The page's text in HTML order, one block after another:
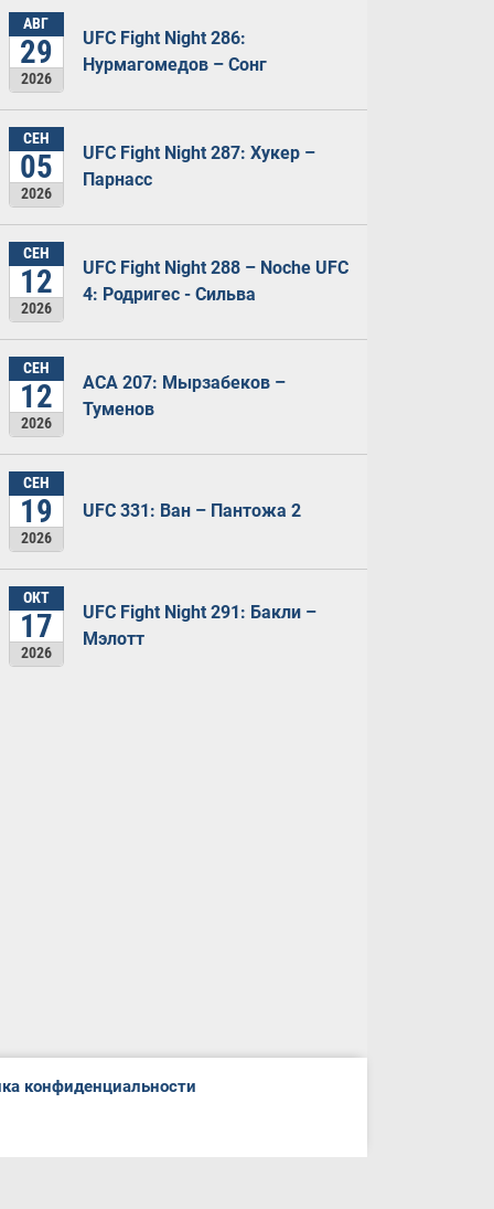
АВГ
29
2026
UFC Fight Night 286:
Нурмагомедов – Сонг
СЕН
05
2026
UFC Fight Night 287: Хукер –
Парнасс
СЕН
12
2026
UFC Fight Night 288 – Noche UFC
4: Родригес - Сильва
СЕН
12
2026
ACA 207: Мырзабеков –
Туменов
СЕН
19
2026
UFC 331: Ван – Пантожа 2
ОКТ
17
2026
UFC Fight Night 291: Бакли –
Мэлотт
конфиденциальности